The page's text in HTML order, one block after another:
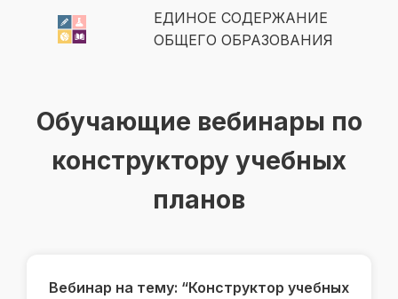
ЕДИНОЕ СОДЕРЖАНИЕ
ОБЩЕГО ОБРАЗОВАНИЯ
Обучающие вебинары по
конструктору учебных
планов
Вебинар на тему: “Конструктор учебных